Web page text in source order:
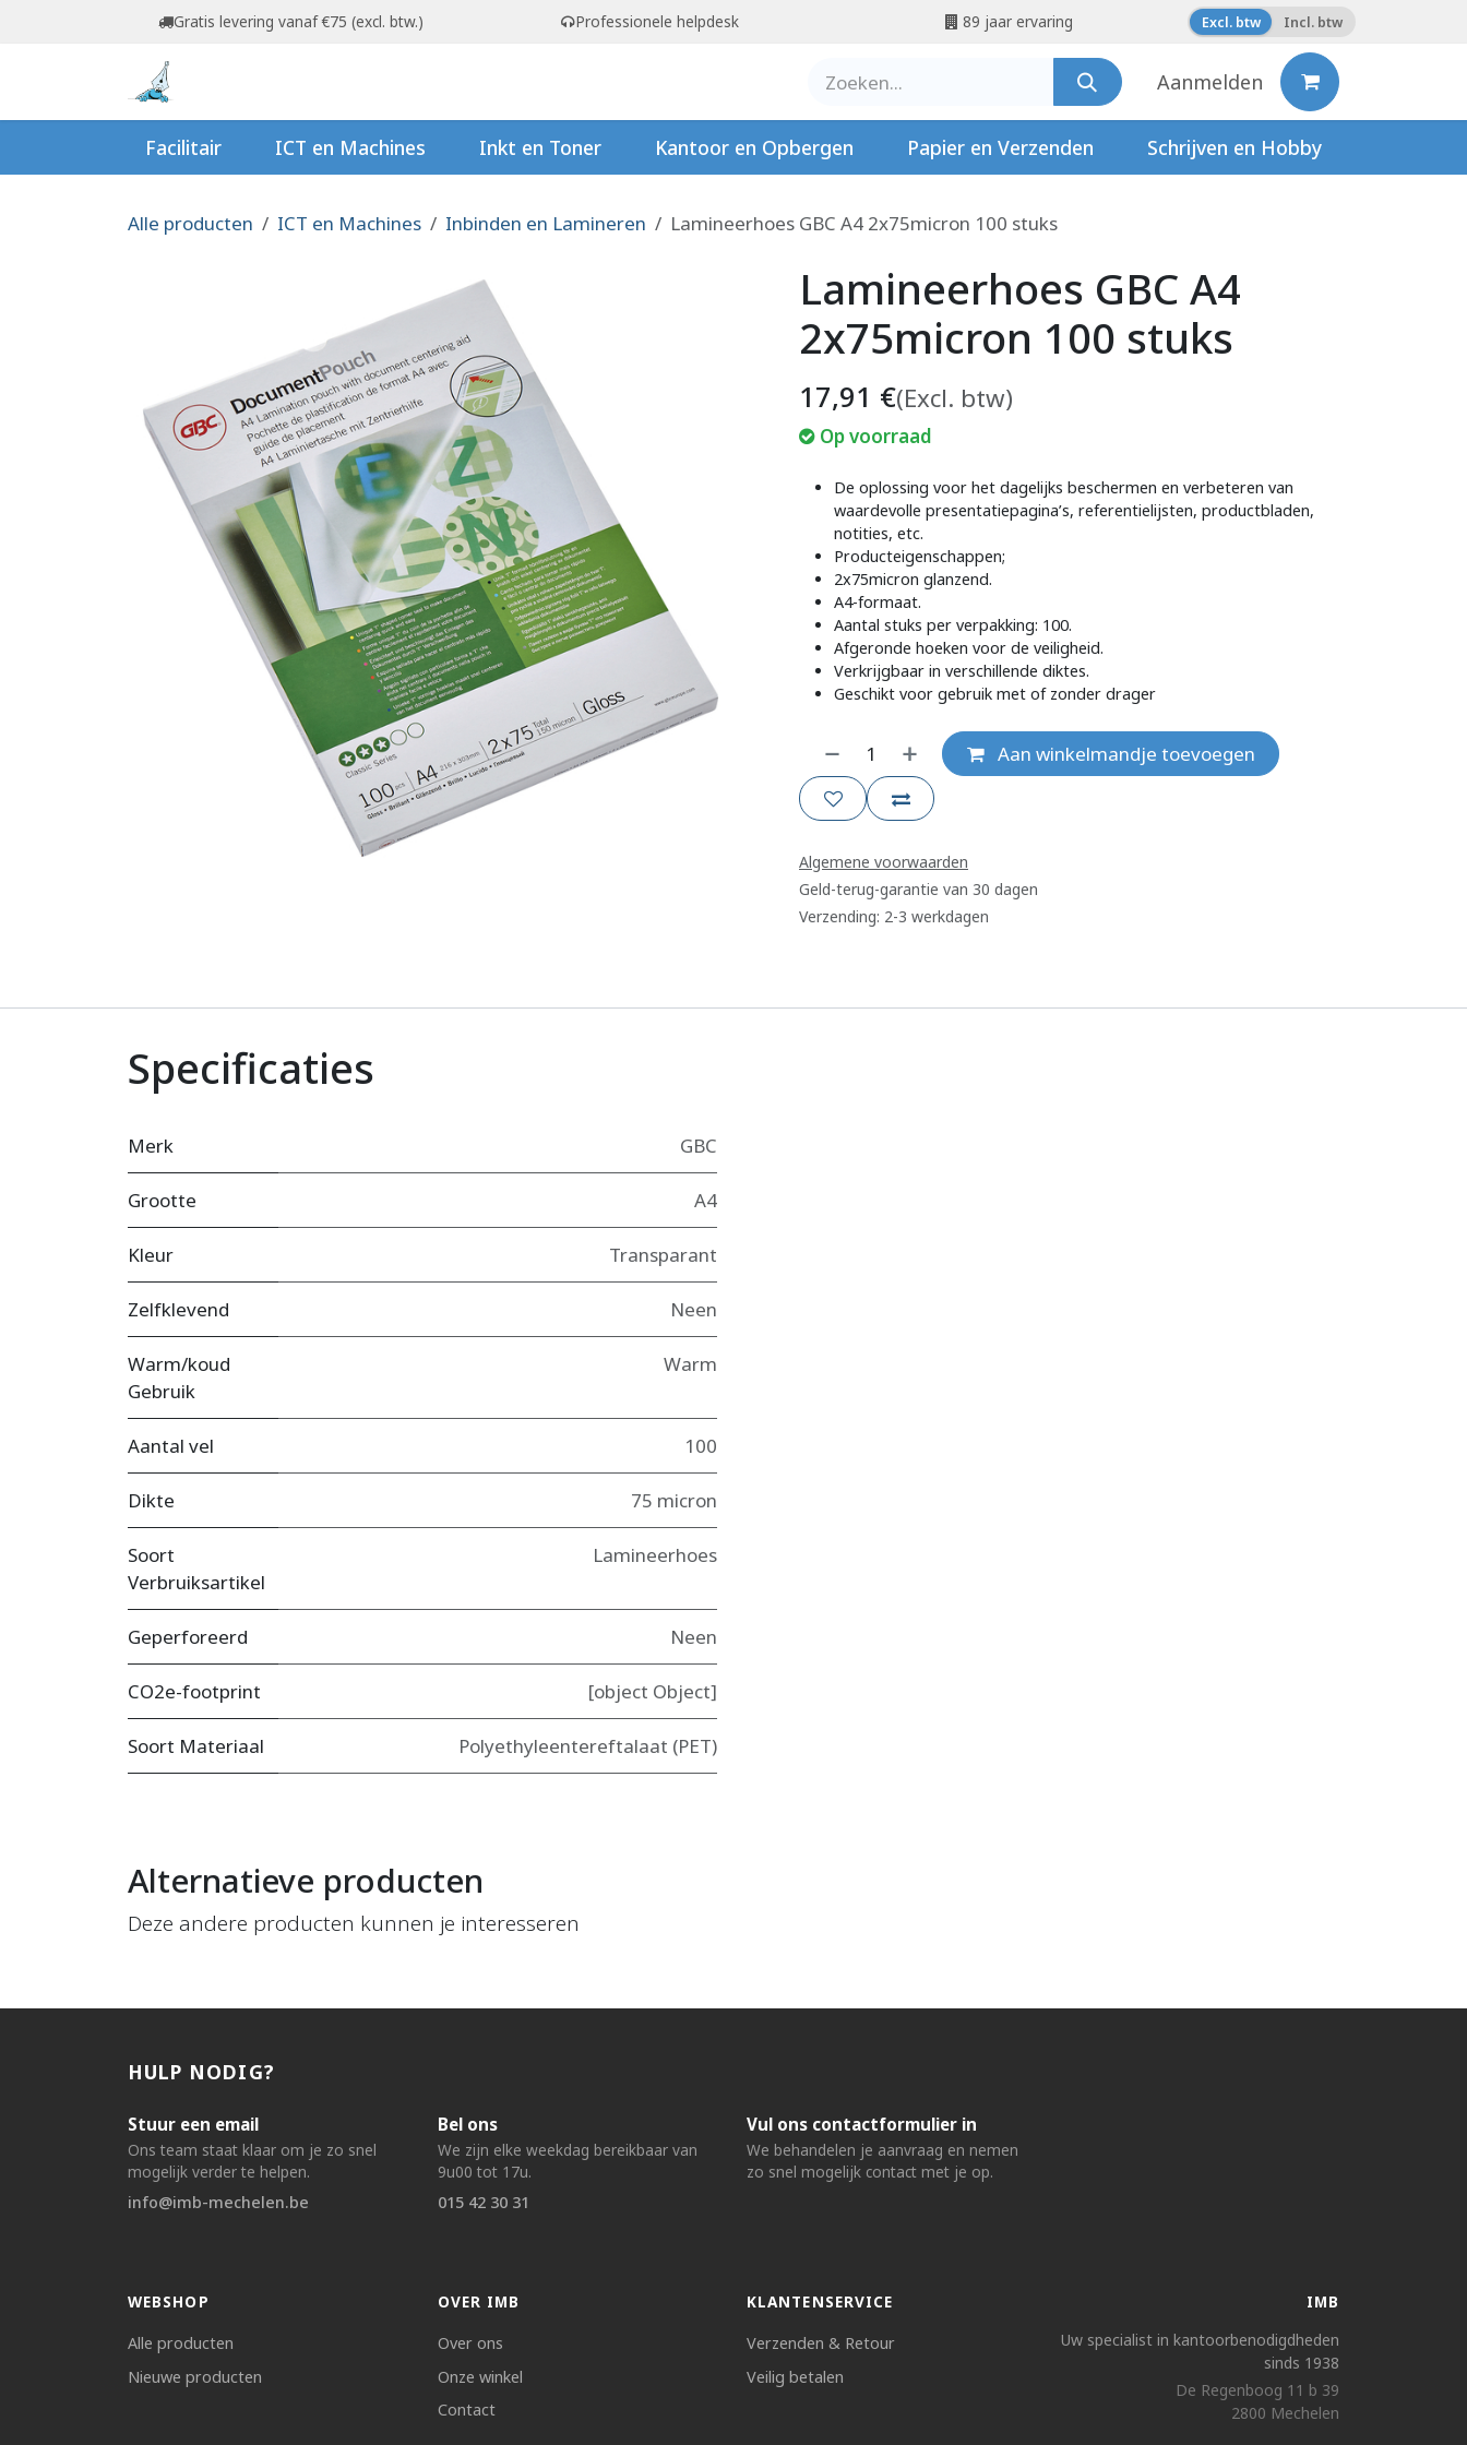
Overslaan naar inhoudGratis levering vanaf €75 (excl. btw.) Professionele helpdesk 89 jaar ervaring Excl. btw Incl. btw
Aanmelden
Facilitair ICT en Machines Inkt en Toner Kantoor en Opbergen Papier en Verzenden Schrijven en Hobby
Alle producten ICT en Machines Inbinden en Lamineren Lamineerhoes GBC A4 2x75micron 100 stuks
Lamineerhoes GBC A4
2x75micron 100 stuks
17,91 €(Excl. btw)
Op voorraad
De oplossing voor het dagelijks beschermen en verbeteren van
waardevolle presentatiepagina’s, referentielijsten, productbladen,
notities, etc.
Producteigenschappen;
2x75micron glanzend.
A4-formaat.
Aantal stuks per verpakking: 100.
Afgeronde hoeken voor de veiligheid.
Verkrijgbaar in verschillende diktes.
Geschikt voor gebruik met of zonder drager
Aan winkelmandje toevoegen
Algemene voorwaarden
Geld-terug-garantie van 30 dagen
Verzending: 2-3 werkdagen
Specificaties
Merk GBC
Grootte A4
Kleur Transparant
Zelfklevend Neen
Warm/koud
Gebruik
Warm
Aantal vel 100
Dikte 75 micron
Soort
Verbruiksartikel
Lamineerhoes
Geperforeerd Neen
CO2e-footprint [object Object]
Soort Materiaal Polyethyleentereftalaat (PET)
Alternatieve producten
Deze andere producten kunnen je interesseren
HULP NODIG?
Stuur een email
Ons team staat klaar om je zo snel
mogelijk verder te helpen.
info@imb-mechelen.be
Bel ons
We zijn elke weekdag bereikbaar van
9u00 tot 17u.
015 42 30 31
Vul ons contactformulier in
We behandelen je aanvraag en nemen
zo snel mogelijk contact met je op.
WEBSHOP
Alle producten
Nieuwe producten
OVER IMB
Over ons
Onze winkel
Contact
KLANTENSERVICE
Verzenden & Retour
Veilig betalen
IMB
Uw specialist in kantoorbenodigdheden
sinds 1938
De Regenboog 11 b 39
2800 Mechelen